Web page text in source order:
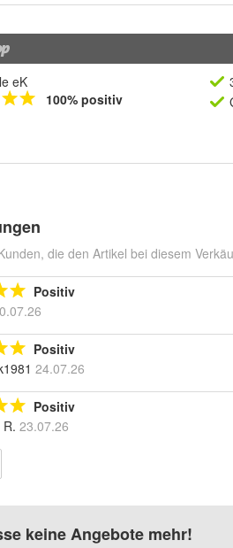
eK
100% positiv
die den Artikel bei diesem
Positiv
Positiv
24.07.26
Positiv
23.07.26
keine Angebote mehr!